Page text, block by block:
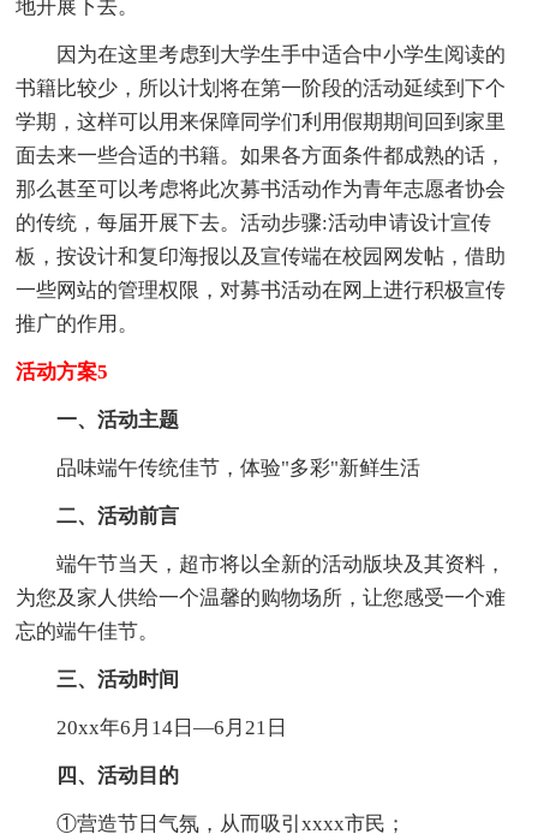
地开展下去。
因为在这里考虑到大学生手中适合中小学生阅读的
书籍比较少，所以计划将在第一阶段的活动延续到下个
学期，这样可以用来保障同学们利用假期期间回到家里
面去来一些合适的书籍。如果各方面条件都成熟的话，
那么甚至可以考虑将此次募书活动作为青年志愿者协会
的传统，每届开展下去。活动步骤:活动申请设计宣传
板，按设计和复印海报以及宣传端在校园网发帖，借助
一些网站的管理权限，对募书活动在网上进行积极宣传
推广的作用。
活动方案5
一、活动主题
品味端午传统佳节，体验"多彩"新鲜生活
二、活动前言
端午节当天，超市将以全新的活动版块及其资料，
为您及家人供给一个温馨的购物场所，让您感受一个难
忘的端午佳节。
三、活动时间
20xx年6月14日—6月21日
四、活动目的
①营造节日气氛，从而吸引xxxx市民；